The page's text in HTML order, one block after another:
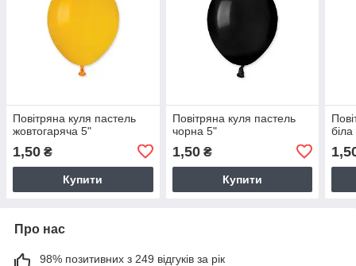
Повітряна куля пастель
жовтогаряча 5"
1,50 ₴
Купити
Повітряна куля пастель
чорна 5"
1,50₴
Купити
Про нас
98% позитивних з 249 відгуків за рік